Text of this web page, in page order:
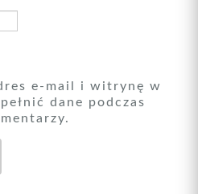
e-mail i witrynę w
dane podczas